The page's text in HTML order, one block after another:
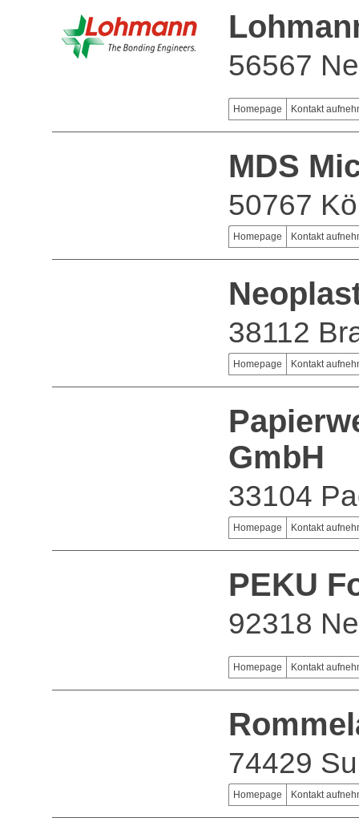
56567
Homepage Kontakt
MDS
50767
Homepage Kontakt
38112
Homepage Kontakt
GmbH
33104
Homepage Kontakt
PEKU
92318
Homepage Kontakt
74429
Homepage Kontakt